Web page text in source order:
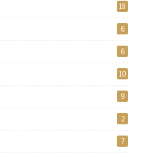
18
6
6
10
9
2
7